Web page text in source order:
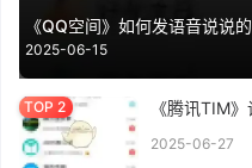
《QQ空间》如何发语音说说
2025-06-15
《腾讯TIM
2025-06-27